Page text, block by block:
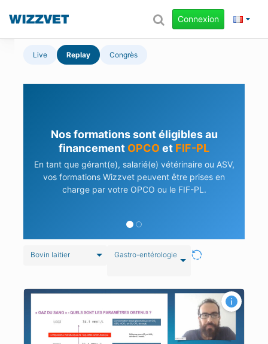
Connexion
Live Replay Congrès
Nos formations sont éligibles au
financement OPCOet FIF-PL
En tant que gérant(e), salarié(e) vétérinaire ou ASV,
vos formations Wizzvet peuvent être prises en
charge par votre OPCO ou le FIF-PL.
Bovin laitier Gastro-entérologie